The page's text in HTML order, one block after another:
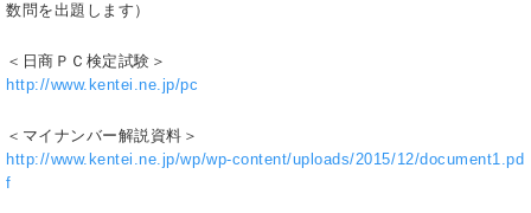
数問を出題します）
＜日商ＰＣ検定試験＞
http://www.kentei.ne.jp/pc
＜マイナンバー解説資料＞
http://www.kentei.ne.jp/wp/wp-content/uploads/2015/12/document1.pd
f